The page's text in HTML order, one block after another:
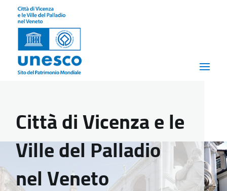
Città di Vicenza e le
Ville del Palladio
nel Veneto